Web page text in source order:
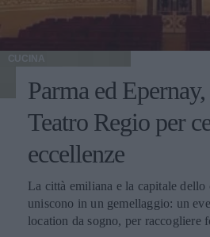
CUCINA
Parma ed
Teatro Regio per
eccellenze
La città emiliana e la capitale dello
uniscono in un gemellaggio: un
location da sogno, per raccogliere